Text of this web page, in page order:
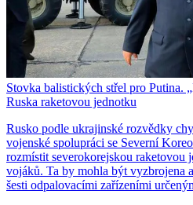
Stovka balistických střel pro Putina.
Ruska raketovou jednotku
Rusko podle ukrajinské rozvědky
vojenské spolupráci se Severní
rozmístit severokorejskou raketovou
vojáků. Ta by mohla být vyzbrojena
šesti odpalovacími zařízeními